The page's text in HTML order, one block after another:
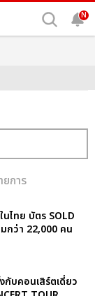
N
การ
ไทย บัตร SOLD
กว่า 22,000 คน
กับคอนเสิร์ตเดี่ยว